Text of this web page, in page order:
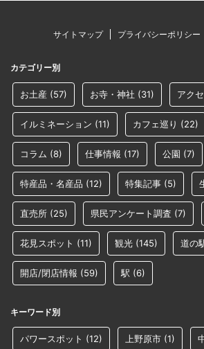
サイトマップ プライバシーポリシー
カテゴリー別
お土産 (57) お寺・神社 (31) アク
イルミネーション (11) カフェ巡り (22)
コラム (8) 仕事情報 (17) 公園 (7)
特産品・名産品 (12) 特集記事 (5)
直売所 (25) 県民アンケート調査 (7)
花見スポット (11) 観光 (145) 道の
開店/閉店情報 (59) 駅 (6)
キーワード別
パワースポット (12) 上野原市 (1)